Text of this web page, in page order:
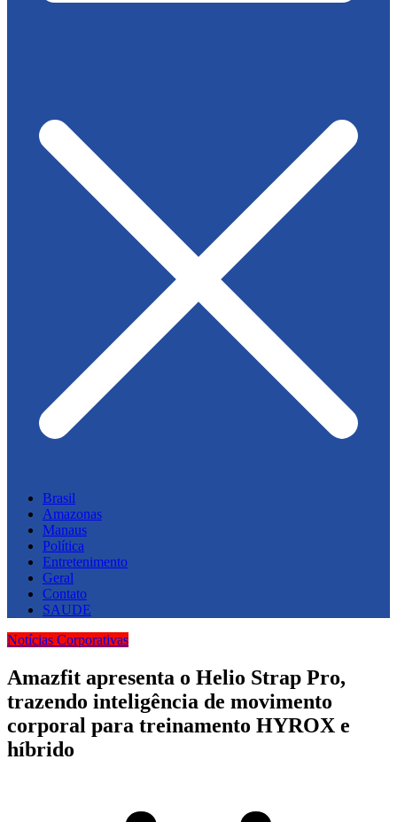
Brasil
Amazonas
Manaus
Política
Entretenimento
Geral
Contato
SAUDE
Notícias Corporativas
Amazfit apresenta o Helio Strap Pro,
trazendo inteligência de movimento
corporal para treinamento HYROX e
híbrido